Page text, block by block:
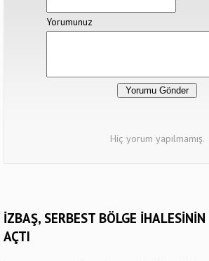
Yorumunuz
Hiç yorum yapılmamış.
İZBAŞ, SERBEST BÖLGE
AÇTI